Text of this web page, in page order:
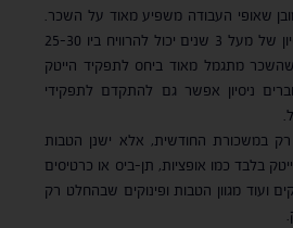
כמובן שאופי העבודה משפיע מאוד על השכר.
לעומת זאת, סניור עם ניסיון של מעל 3 שנים יכול להרוויח ביו 25-30
מתגמל מאוד ביחס לתפקיד הייטק
ניסיון אפשר גם להתקדם לתפקידי
במשכורת החודשית, אלא ישנן הטבות
בלבד כמו אופציות, תן-ביס או כרטיסים
ועוד מגוון הטבות ופינוקים שבהחלט רק